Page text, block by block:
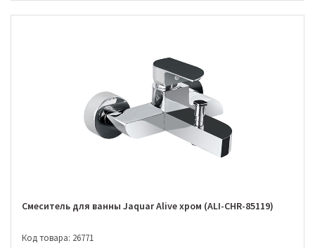
Смеситель для ванны Jaquar Alive хром (ALI-CHR-85119)
Код товара: 26771